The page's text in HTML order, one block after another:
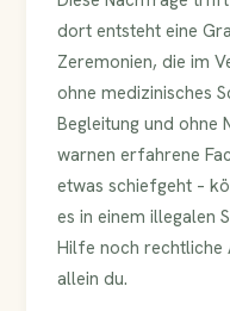
dort entsteht eine
Zeremonien, die im
ohne medizinisches
Begleitung und ohne
warnen erfahrene
etwas schiefgeht –
es in einem illegalen
Hilfe noch rechtliche
allein du.